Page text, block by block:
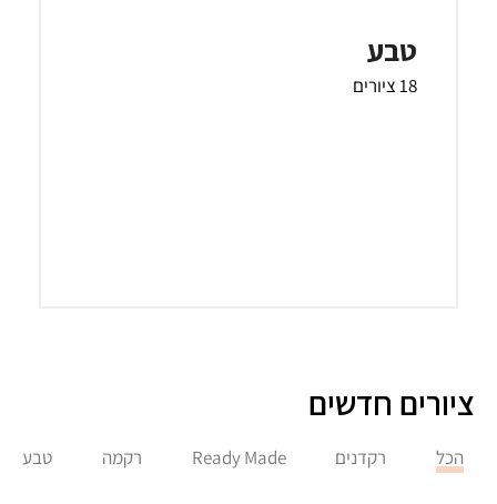
טבע
18 ציורים
ציורים חדשים
הכל רקדנים Ready Made רקמה טבע